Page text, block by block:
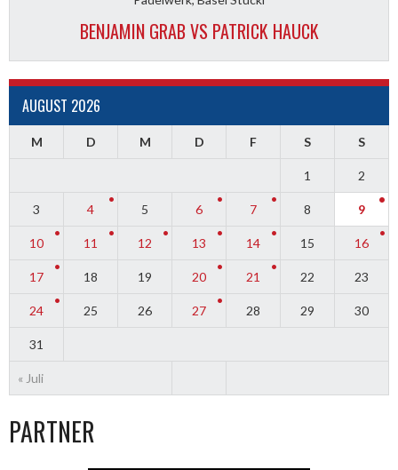
BENJAMIN GRAB VS PATRICK HAUCK
AUGUST 2026
M D M D F S S
« Juli
1 2
3 4 5 6 7 8 9
10 11 12 13 14 15 16
17 18 19 20 21 22 23
24 25 26 27 28 29 30
31
PARTNER